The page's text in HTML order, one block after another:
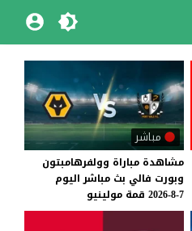
مباشر
مشاهدة مباراة وولفرهامبتون
وبورت فالي بث مباشر اليوم
7-8-2026
قمة مولينيو